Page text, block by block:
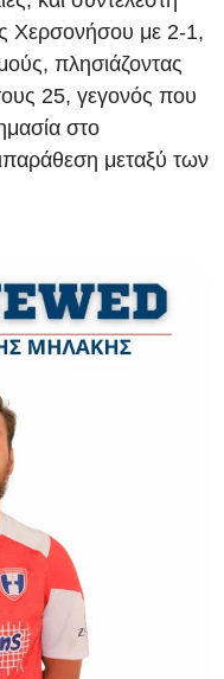
Χερσονήσου με 2-1,
πλησιάζοντας
25, γεγονός που
στο
μεταξύ των